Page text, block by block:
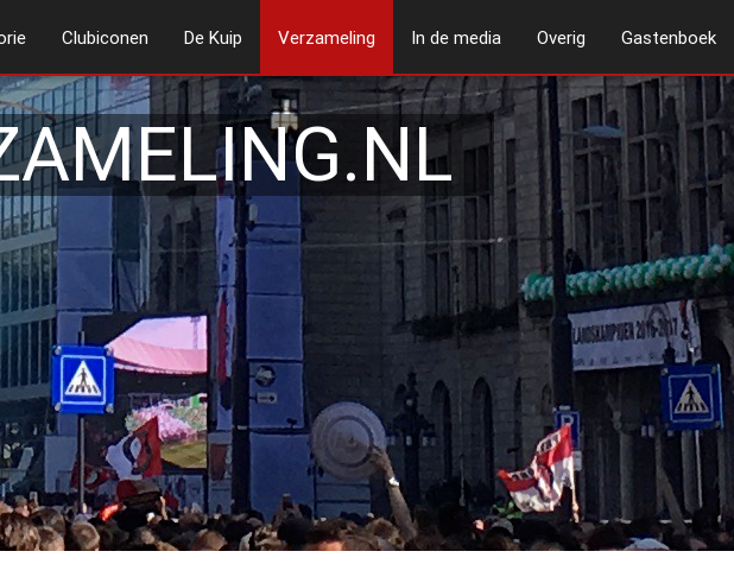
Clubiconen De Kuip Verzameling In de media Overig Gastenboek